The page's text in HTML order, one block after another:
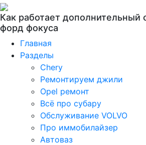
Как работает дополнительный
форд фокуса
Главная
Разделы
Chery
Ремонтируем джили
Opel ремонт
Всё про субару
Обслуживание VOLVO
Про иммобилайзер
Автоваз